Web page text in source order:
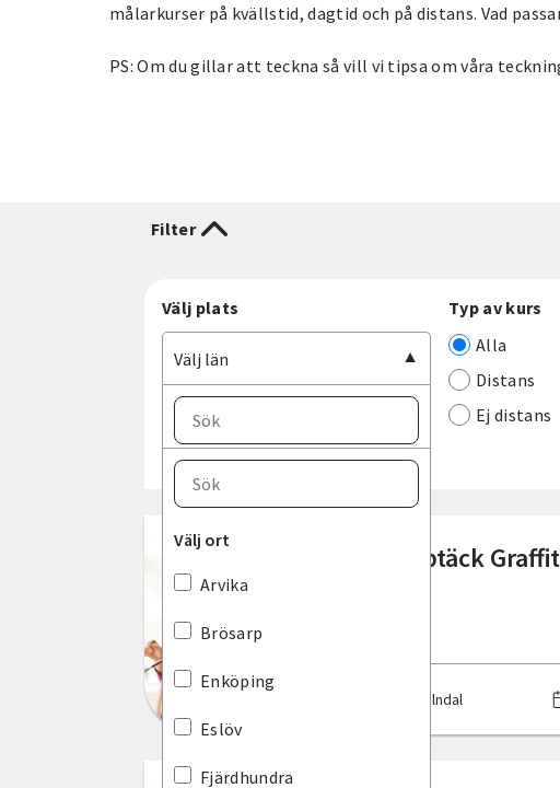
målarkurser på kvällstid, dagtid och på distans. Vad
PS: Om du gillar att teckna så vill vi tipsa om våra
Filter
Välj plats
Välj län
Välj län
Välj ort
Välj ort
Arvika
Brösarp
Enköping
Eslöv
Fjärdhundra
Typ av kurs
Alla
Distans
Ej distans
Upptäck
Mölndal